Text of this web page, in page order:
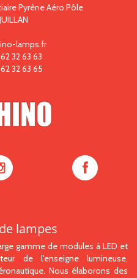
Pyrène Aéro Pôle
JUILLAN
lamps.fr
32 63 63
32 63 65
Oshino
Oshino
lampes
gamme de modules à LED et
de l'enseigne lumineuse,
Nous élaborons des